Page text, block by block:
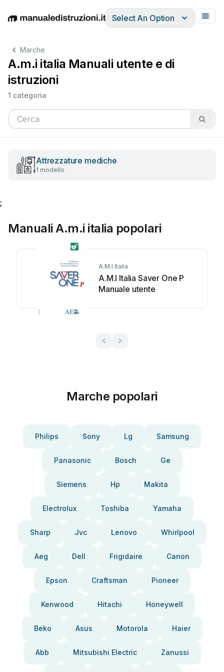
EnglishDeutschEspañolItalianoFrançais
Select An Option
Marche
A.m.i italia Manuali utente e di
istruzioni
1 categoria
Attrezzature mediche
1 modello
;
Manuali A.m.i italia popolari
A.M.I Italia
A.M.I Italia Saver One P
Manuale utente
Marche popolari
Philips Sony Lg Samsung
Panasonic Bosch Ge
Siemens Hp Makita
Electrolux Toshiba Yamaha
Sharp Jvc Lenovo Whirlpool
Aeg Dell Frigidaire Canon
Epson Craftsman Pioneer
Kenwood Hitachi Honeywell
Beko Asus Motorola Haier
Abb Mitsubishi Electric Zanussi